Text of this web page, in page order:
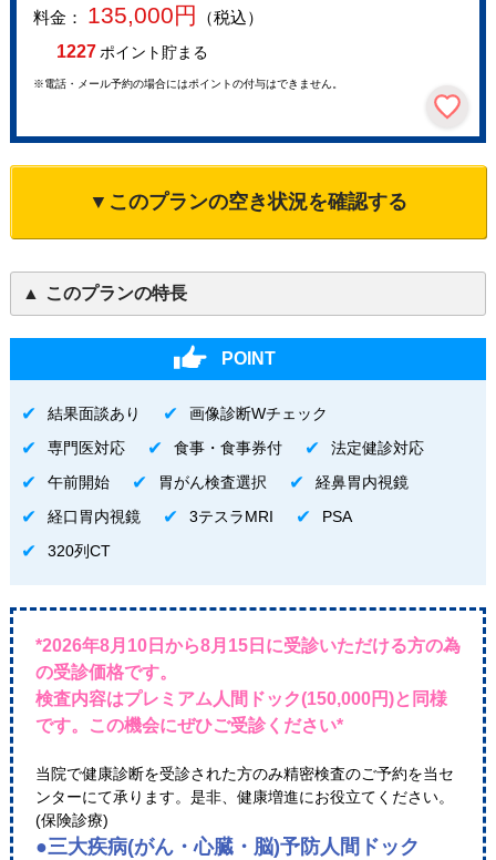
料金： 135,000円
（税込）
1227ポイント貯まる
※電話・メール予約の場合にはポイントの付与はできません。
▼このプランの空き状況を確認する
このプランの特長
POINT
結果面談あり
画像診断Wチェック
専門医対応
食事・食事券付
法定健診対応
午前開始
胃がん検査選択
経鼻胃内視鏡
経口胃内視鏡
3テスラMRI
PSA
320列CT
*2026年8月10日から8月15日に受診いただける方の為
の受診価格です。
検査内容はプレミアム人間ドック(150,000円)と同様
です。この機会にぜひご受診ください*
当院で健康診断を受診された方のみ精密検査のご予約を当セ
ンターにて承ります。是非、健康増進にお役立てください。
(保険診療)
●三大疾病(がん・心臓・脳)予防人間ドック